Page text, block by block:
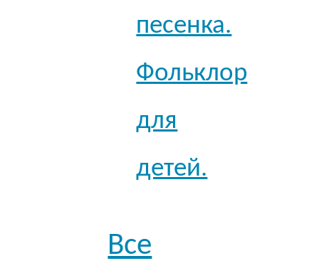
песенка.
Фольклор
для
детей.
Все